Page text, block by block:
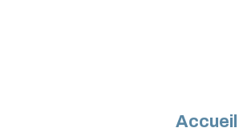
Accueil